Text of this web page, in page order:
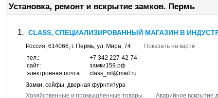
Установка, ремонт и вскрытие замков. Пермь
CLASS, СПЕЦИАЛИЗИРОВАННЫЙ МАГАЗИН В
Россия, 614066, г. Пермь, ул. Мира, 74
Показать на карте
тел.:
+7 342 227-42-74
сайт:
замки159.рф
электронная почта:
class_ml@mail.ru
Замки, сейфы, дверная фурнтитура
Хозяйственные и промышленные товары
Аварийное вскрытие